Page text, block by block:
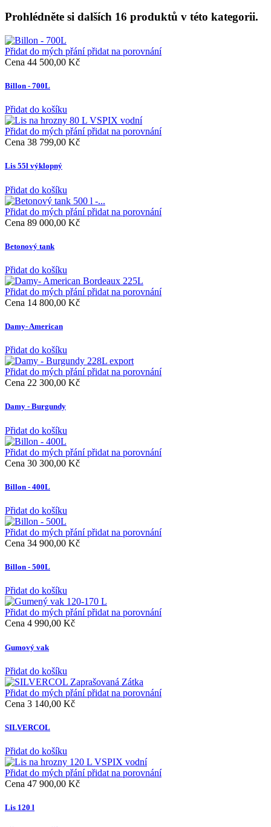
Prohlédněte si dalších 16 produktů v této kategorii.
Přidat do mých přání přidat na porovnání
Cena 44 500,00 Kč
Billon - 700L
Přidat do košíku
Přidat do mých přání přidat na porovnání
Cena 38 799,00 Kč
Lis 55l výklopný
Přidat do košíku
Přidat do mých přání přidat na porovnání
Cena 89 000,00 Kč
Betonový tank
Přidat do košíku
Přidat do mých přání přidat na porovnání
Cena 14 800,00 Kč
Damy- American
Přidat do košíku
Přidat do mých přání přidat na porovnání
Cena 22 300,00 Kč
Damy - Burgundy
Přidat do košíku
Přidat do mých přání přidat na porovnání
Cena 30 300,00 Kč
Billon - 400L
Přidat do košíku
Přidat do mých přání přidat na porovnání
Cena 34 900,00 Kč
Billon - 500L
Přidat do košíku
Přidat do mých přání přidat na porovnání
Cena 4 990,00 Kč
Gumový vak
Přidat do košíku
Přidat do mých přání přidat na porovnání
Cena 3 140,00 Kč
SILVERCOL
Přidat do košíku
Přidat do mých přání přidat na porovnání
Cena 47 900,00 Kč
Lis 120 l